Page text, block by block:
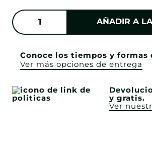
AÑADIR A
Conoce los tiempos y formas
Ver más opciones de entrega
y gratis.
Ver